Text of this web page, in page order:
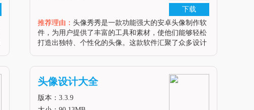
下载
推荐理由： 头像秀秀是一款功能强大的安卓头像制作软
件，为用户提供了丰富的工具和素材，使他们能够轻松
打造出独特、个性化的头像。这款软件汇聚了众多设计
头像设计大全
版本：3.3.9